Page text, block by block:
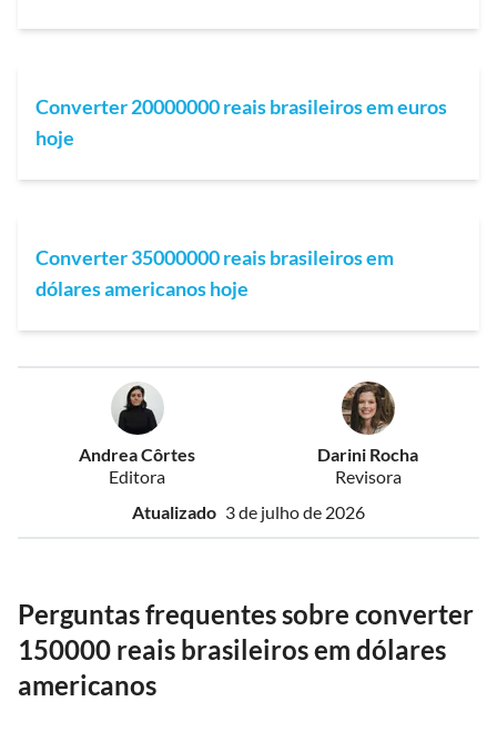
Converter 20000000 reais brasileiros em euros
hoje
Converter 35000000 reais brasileiros em
dólares americanos hoje
Andrea Côrtes
Editora
Darini Rocha
Revisora
Atualizado 3 de julho de 2026
Perguntas frequentes sobre converter
150000 reais brasileiros em dólares
americanos